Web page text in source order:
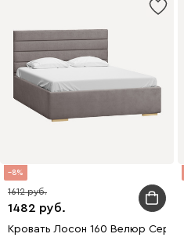
8
1482
1612
Кровать Лосон 160 Велюр Серый